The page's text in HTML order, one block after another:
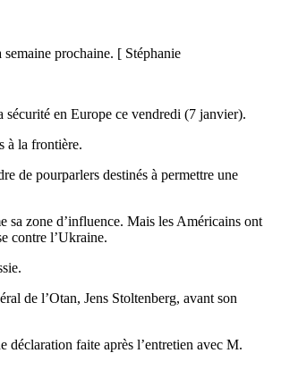
prochaine. [ Stéphanie
sécurité en Europe ce vendredi (7 janvier).
à la frontière.
de pourparlers destinés à permettre une
sa zone d’influence. Mais les Américains ont
contre l’Ukraine.
de l’Otan, Jens Stoltenberg, avant son
déclaration faite après l’entretien avec M.